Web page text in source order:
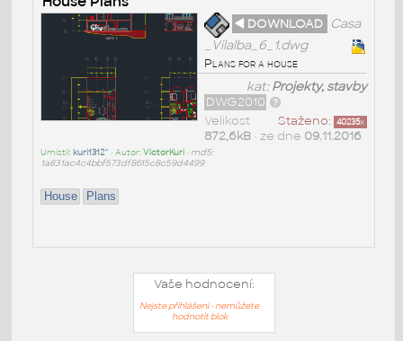
◄ DOWNLOAD
Casa
_Vilalba_6_1.dwg
Plans for a house
kat:Projekty, stavby
DWG2010
Staženo: 40235x
Velikost
872,6kB• ze dne 09.11.2016
Umístil: kuri1312^ • Autor:VictorKuri• md5:
1a831ac4c4bbf573df8615c8c59d4499
House Plans
Vaše hodnocení:
Nejste přihlášeni - nemůžete
hodnotit blok